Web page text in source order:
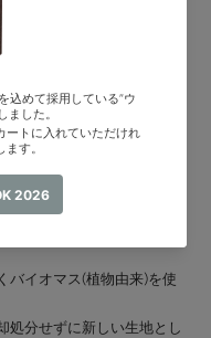
バイオマス(植物由来)を使
処分せずに新しい生地とし